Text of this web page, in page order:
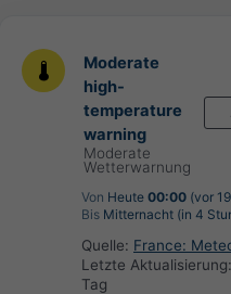
Moderate
high-
temperature
warning
Moderate
Wetterwarnung
Von Heute 00:00 (vor
Bis Mitternacht (in 4
Quelle: France:
Letzte
Tag